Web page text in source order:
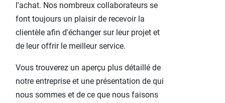
l'achat. Nos nombreux collaborateurs se
font toujours un plaisir de recevoir la
clientèle afin d'échanger sur leur projet et
de leur offrir le meilleur service.
Vous trouverez un aperçu plus détaillé de
notre entreprise et une présentation de qui
nous sommes et de ce que nous faisons